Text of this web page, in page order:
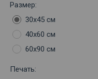
Размер:
30х45 см
40х60 см
60х90 см
Печать: